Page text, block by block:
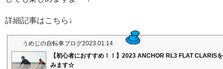
詳細記事はこちら↓
うめじの自転車ブログ2023.01.14
【初心者におすすめ！！】2023 ANCHOR RL3 FLAT CLARIS
みます☆